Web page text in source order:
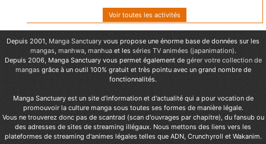
Voir toutes les activités
Depuis 2001, Manga Sanctuary vous propose une énorme base de données sur les
mangas, manhwa, manhuaet les séries TV animées (japanimation).
Depuis 2006, Manga Sanctuary vous permet également de gérer votre collection de
mangas grâce à un outil 100% gratuit et très pointu avec un grand nombre de
fonctionnalités.
Manga Sanctuary est un site d'information et d'actualité qui a pour vocation de
promouvoir la culture manga sous toutes ses formes de manière légale.
Vous ne trouverez donc pas de scantrad (scan d'ouvrages par chapitre), du fansub ou
des adresses de sites de streaming illégaux. Nous mettons des liens vers les
plateformes de streaming d'animes légales telles que ADN, Crunchyroll et Wakanim.